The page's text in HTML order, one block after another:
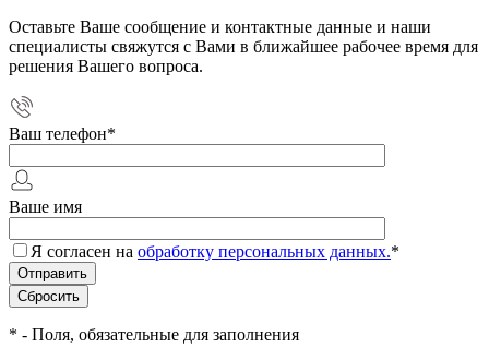
Оставьте Ваше сообщение и контактные данные и наши
специалисты свяжутся с Вами в ближайшее рабочее время для
решения Вашего вопроса.
Ваш телефон*
Ваше имя
Я согласен на обработку персональных данных.*
* - Поля, обязательные для заполнения